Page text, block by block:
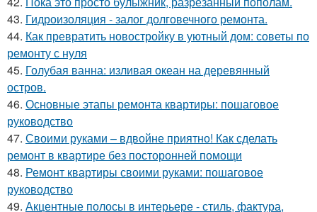
43. Гидроизоляция - залог долговечного ремонта.
44. Как превратить новостройку в уютный дом: советы по
ремонту с нуля
45. Голубая ванна: изливая океан на деревянный
остров.
46. Основные этапы ремонта квартиры: пошаговое
руководство
47. Своими руками – вдвойне приятно! Как сделать
ремонт в квартире без посторонней помощи
48. Ремонт квартиры своими руками: пошаговое
руководство
49. Акцентные полосы в интерьере - стиль, фактура,